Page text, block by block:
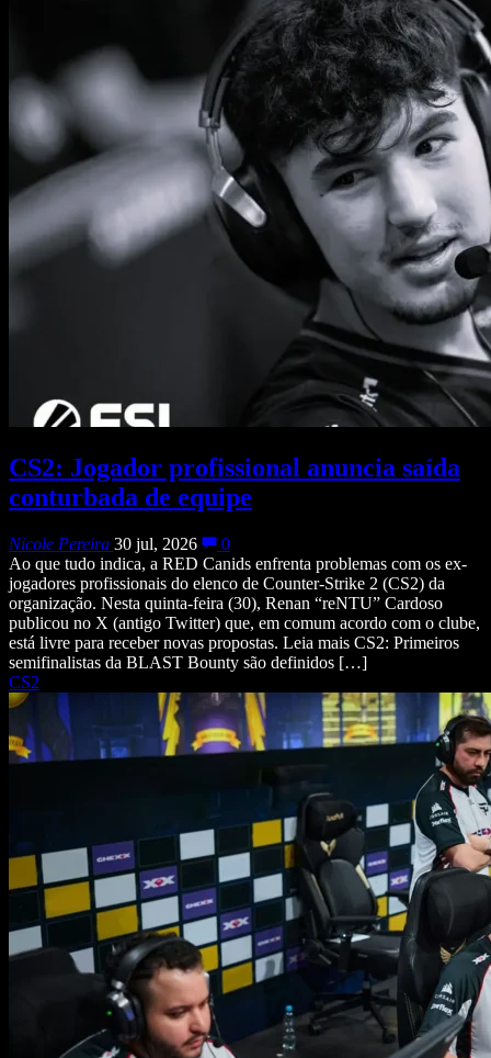
CS2: Jogador profissional anuncia saída
conturbada de equipe
Nicole Pereira 30 jul, 2026
0
Ao que tudo indica, a RED Canids enfrenta problemas com os ex-
jogadores profissionais do elenco de Counter-Strike 2 (CS2) da
organização. Nesta quinta-feira (30), Renan “reNTU” Cardoso
publicou no X (antigo Twitter) que, em comum acordo com o clube,
está livre para receber novas propostas. Leia mais CS2: Primeiros
semifinalistas da BLAST Bounty são definidos […]
CS2